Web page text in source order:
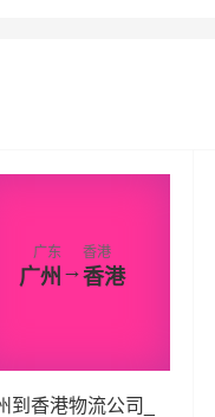
广东
广州 →
香港
香港
到香港物流公司_